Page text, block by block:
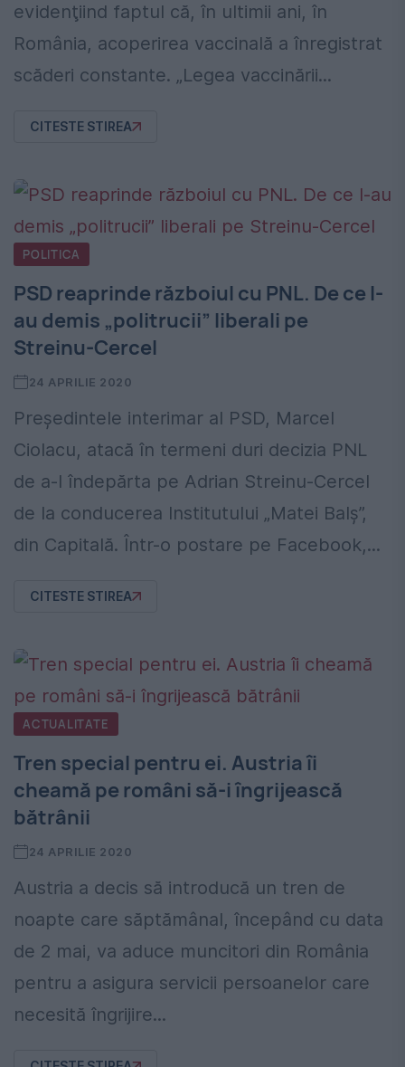
evidenţiind faptul că, în ultimii ani, în
România, acoperirea vaccinală a înregistrat
scăderi constante. „Legea vaccinării...
CITESTE STIREA
POLITICA
PSD reaprinde războiul cu PNL. De ce l-
au demis „politrucii” liberali pe
Streinu-Cercel
24 APRILIE 2020
Președintele interimar al PSD, Marcel
Ciolacu, atacă în termeni duri decizia PNL
de a-l îndepărta pe Adrian Streinu-Cercel
de la conducerea Institutului „Matei Balș”,
din Capitală. Într-o postare pe Facebook,...
CITESTE STIREA
ACTUALITATE
Tren special pentru ei. Austria îi
cheamă pe români să-i îngrijească
bătrânii
24 APRILIE 2020
Austria a decis să introducă un tren de
noapte care săptămânal, începând cu data
de 2 mai, va aduce muncitori din România
pentru a asigura servicii persoanelor care
necesită îngrijire...